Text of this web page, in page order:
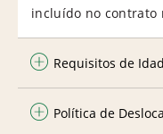
incluído no contrato
Requisitos de
Política de